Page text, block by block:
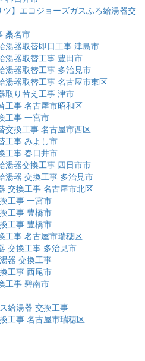
】エコジョーズガスふろ給湯器交
桑名市
湯器取替即日工事 津島市
湯器取替工事 豊田市
湯器取替工事 多治見市
湯器取替工事 名古屋市東区
取り替え工事 津市
工事 名古屋市昭和区
工事 一宮市
交換工事 名古屋市西区
工事 みよし市
工事 春日井市
湯器交換工事 四日市市
湯器 交換工事 多治見市
交換工事 名古屋市北区
工事 一宮市
工事 豊橋市
工事 豊橋市
工事 名古屋市瑞穂区
交換工事 多治見市
器 交換工事
工事 西尾市
工事 碧南市
給湯器 交換工事
工事 名古屋市瑞穂区